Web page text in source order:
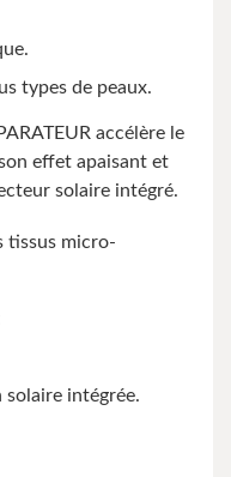
types de peaux.
accélère le
effet apaisant et
solaire intégré.
tissus micro-
solaire intégrée.